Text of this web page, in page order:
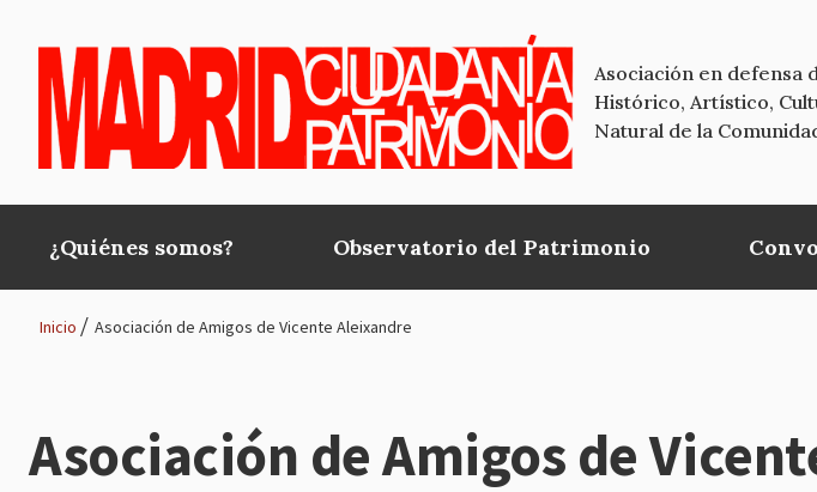
Asociación en defensa
Histórico, Artístico,
Natural de la
Main
navigation
¿Quiénes somos? Observatorio del Patrimonio
de
Inicio Asociación de Amigos de Vicente Aleixandre
Asociación de Amigos de